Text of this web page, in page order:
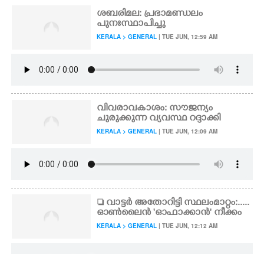
ശബരിമല: പ്രഭാമണ്ഡലം
പുനഃസ്ഥാപിച്ചു
KERALA > GENERAL | TUE JUN, 12:59 AM
വിവരാവകാശം: സൗജന്യം
ചുരുക്കുന്ന വ്യവസ്ഥ റദ്ദാക്കി
KERALA > GENERAL | TUE JUN, 12:09 AM
 വാട്ടർ അതോറിട്ടി സ്ഥലംമാറ്റം:.....
ഓൺലൈൻ 'ഓഫാക്കാൻ" നീക്കം
KERALA > GENERAL | TUE JUN, 12:12 AM